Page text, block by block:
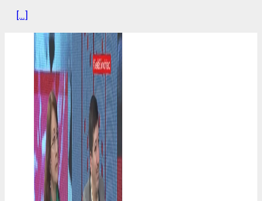
[…]